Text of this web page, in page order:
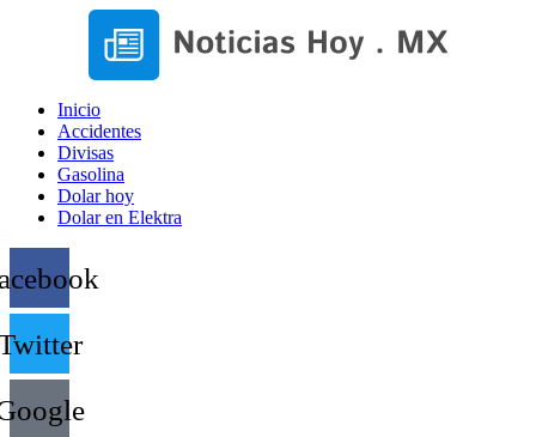
Inicio
Accidentes
Divisas
Gasolina
Dolar hoy
Dolar en Elektra